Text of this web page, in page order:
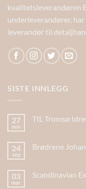
kvalitetsleverandøren
underleverandører,
leverandør til
SISTE INNLEGG
27
nov
TIL Tromsø
24
sep
Brødrene
03
mar
Scandinavian